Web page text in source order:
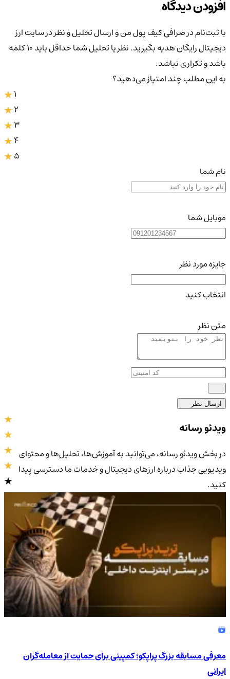
افزودن دیدگاه
با ثبت‌نام در صرافی کیف پول من و ارسال تحلیل و نظر در سایت ارز
دیجیتال رایگان هدیه بگیرید. نظر یا تحلیل شما حداقل باید ۱۰ کلمه
باشد و تکراری نباشد.
به این مطلب چند امتیاز می‌دهید؟
3
4
5
نام شما
موبایل شما
جایزه مورد نظر
انتخاب کنید
متن نظر
ارسال نظر
4.9/5
ویدئو رسانه
در بخش ویدئو رسانه، می‌توانید به آموزش‌ها، تحلیل‌ها و محتوای
ویدیویی جذاب درباره ارزهای دیجیتال و خدمات ما دسترسی پیدا
کنید.
معرفی مسابقه بزرگ پراپکو؛ کمپینی برای حمایت از معامله‌گران
ایرانی